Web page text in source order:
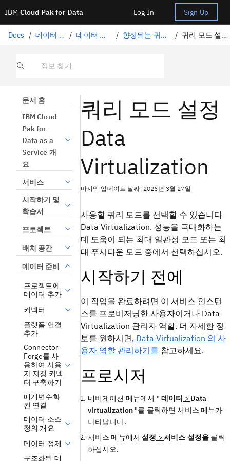
IBM Cloud Pak for Data Log In Sign Up
Docs / 데이터 준비 / 데이터 가상화 / 향상되는 쿼리 성능 / 쿼리 모드 설정하기
정보 찾기
문서 홈
IBM Cloud
Pak for
Data as a
Service 개
요
서비스
시작하기 및
학습서
프로젝트
배치 공간
데이터 준비
프로젝트에
데이터 추가
커넥터
플랫폼 연결
추가
Connector
Forge를 사
용하여 사용
자 지정 커넥
터 구축하기
매개변수화
된 연결
데이터 소스
정의 개요
데이터 정제
구조화된 데
쿼리 모드 설정
Data
Virtualization
마지막 업데이트 날짜: 2026년 3월 27일
사용할 쿼리 모드를 선택할 수 있습니다
Data Virtualization. 성능을 극대화하는
데 도움이 되는 최대 일관성 모드 또는 최
대 푸시다운 모드 중에서 선택하십시오.
시작하기 전에
이 작업을 완료하려면 이 서비스 인스턴
스를 프로비저닝한 사용자이거나 Data
Virtualization 관리자 역할. 더 자세한 정
보를 원하시면, Data Virtualization 의 사
용자 역할 관리하기를 참고하세요.
프로시저
네비게이션 메뉴에서 " 데이터 > Data
virtualization "를 클릭하면 서비스 메뉴가
나타납니다.
서비스 메뉴에서설정 >서비스 설정을 클릭
하십시오.